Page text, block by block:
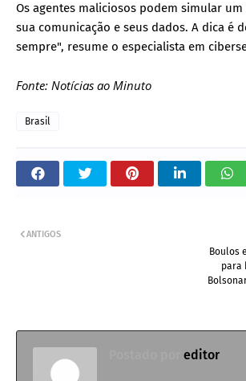
Os agentes maliciosos podem simular
sua comunicação e seus dados. A dica é
sempre", resume o especialista em
Fonte: Notícias ao Minuto
Brasil
Boulos
para
ANTIGOS
editor